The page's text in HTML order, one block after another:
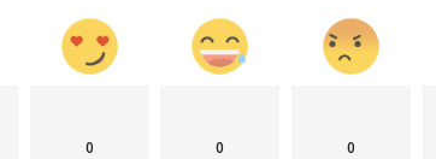
0 0 0